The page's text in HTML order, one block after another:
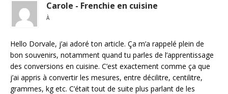
Carole - Frenchie en cuisine
À
Hello Dorvale, j’ai adoré ton article. Ça m’a rappelé plein de
bon souvenirs, notamment quand tu parles de l’apprentissage
des conversions en cuisine. C’est exactement comme ça que
j’ai appris à convertir les mesures, entre décilitre, centilitre,
grammes, kg etc. C’était tout de suite plus parlant de les